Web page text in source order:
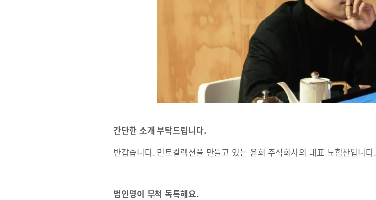
간단한 소개 부탁드립니다.
반갑습니다. 민트컬렉션을 만들고 있는 윤회 주식회사의 대표 노힘찬입니다.
법인명이 무척 독특해요.